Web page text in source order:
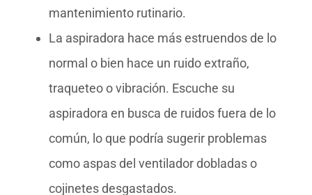
mantenimiento rutinario.
La aspiradora hace más estruendos de lo
normal o bien hace un ruido extraño,
traqueteo o vibración. Escuche su
aspiradora en busca de ruidos fuera de lo
común, lo que podría sugerir problemas
como aspas del ventilador dobladas o
cojinetes desgastados.